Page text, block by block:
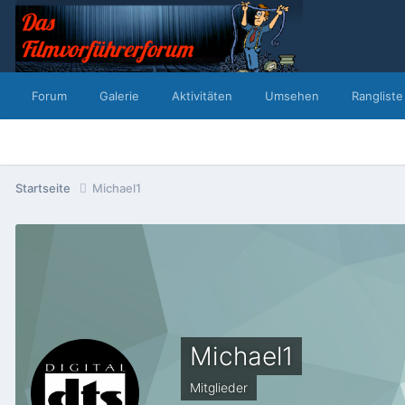
Forum Galerie Aktivitäten Umsehen Rangliste
Startseite Michael1
Michael1
Mitglieder